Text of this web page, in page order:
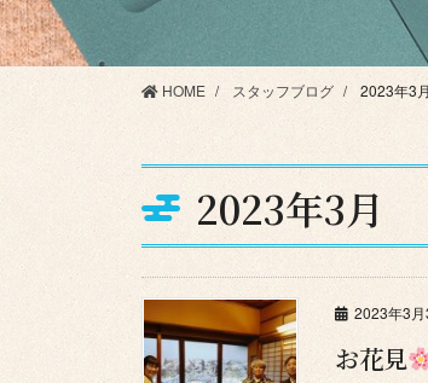
HOME スタッフブログ 2023年3月
2023年3月
2023年3月
お花見